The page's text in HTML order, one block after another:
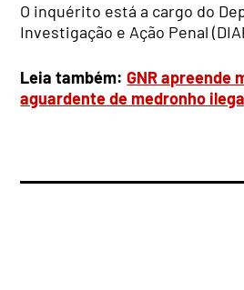
O inquérito está a cargo do
Investigação e Ação Penal
Leia também:GNR apreende
aguardente de medronho